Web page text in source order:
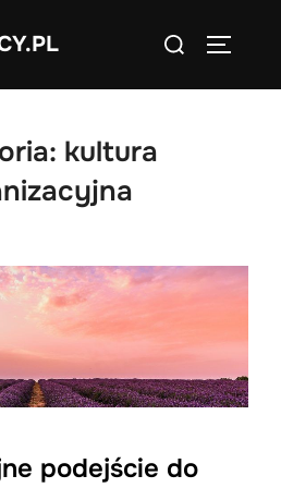
Search
kultura
podejście do